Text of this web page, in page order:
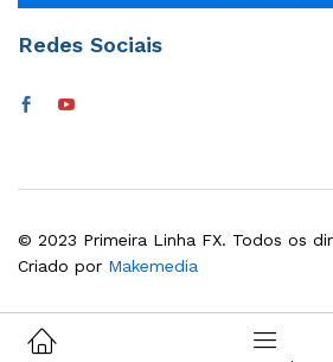
Redes Sociais
© 2023 Primeira Linha FX. Todos os
Criado por Makemedia